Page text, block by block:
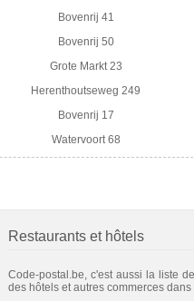
Bovenrij 41
Bovenrij 50
Grote Markt 23
Herenthoutseweg 249
Bovenrij 17
Watervoort 68
Restaurants et hôtels
Code-postal.be, c'est aussi la liste
des hôtels et autres commerces dans